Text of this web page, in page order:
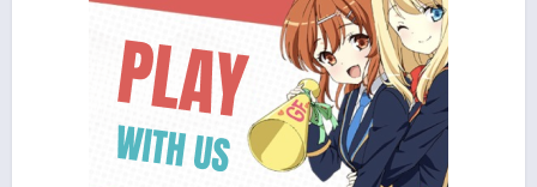
One Piece Movie 05: Norowareta Seiken (ITA)
Movie - 2004 - 1h e 35 min/ep
One Piece Movie 06: Omatsuri Danshaku to Himitsu